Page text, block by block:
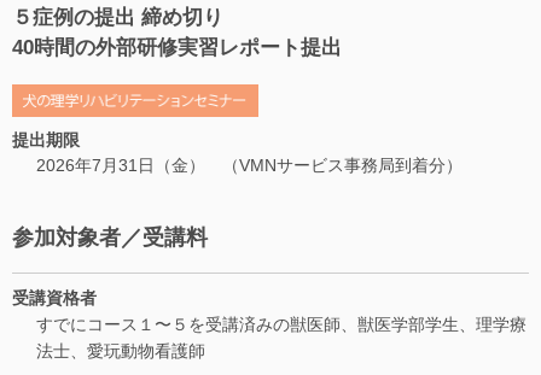
５症例の提出 締め切り
40時間の外部研修実習レポート提出
提出期限
2026年7月31日（金） （VMNサービス事務局到着分）
参加対象者／受講料
受講資格者
すでにコース１〜５を受講済みの獣医師、獣医学部学生、理学療
法士、愛玩動物看護師